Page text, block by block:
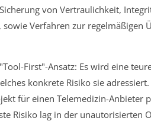
von Vertraulichkeit,
sowie Verfahren zur regelmäßigen
First"-Ansatz: Es wird eine
konkrete Risiko sie
für einen Telemedizin-Anbieter
Risiko lag in der unautorisierten